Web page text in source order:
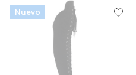
Nuevo